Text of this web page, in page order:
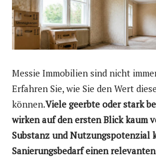
Messie Immobilien sind nicht
Erfahren Sie, wie Sie den Wert
können.Viele geerbte oder stark
wirken auf den ersten Blick kaum
Substanz und Nutzungspotenzial
Sanierungsbedarf einen